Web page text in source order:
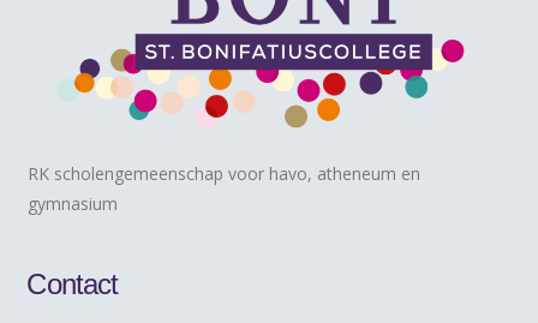
RK scholengemeenschap voor havo, atheneum en
gymnasium
Contact